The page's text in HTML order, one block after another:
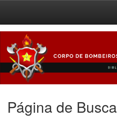
navigation
Página de Busca